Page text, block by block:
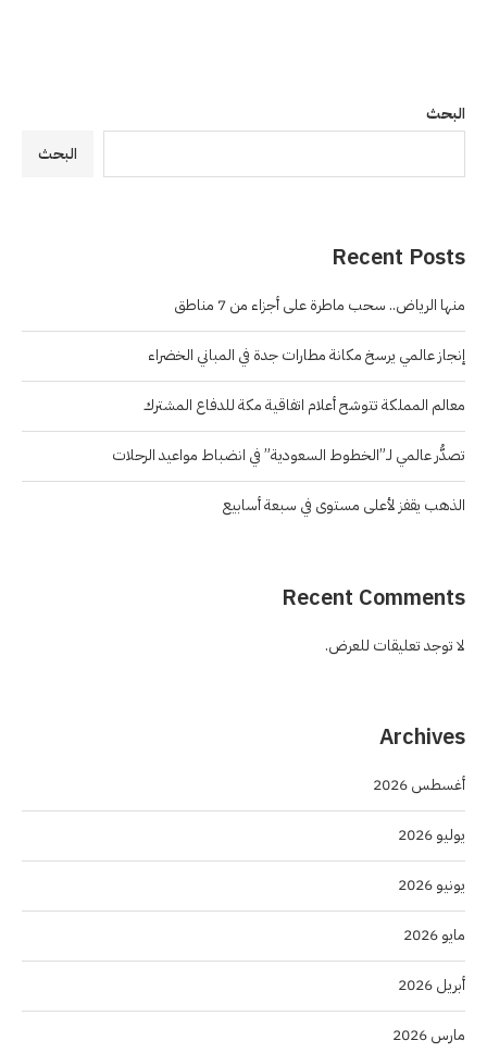
البحث
البحث
Recent Posts
منها الرياض.. سحب ماطرة على أجزاء من 7 مناطق
إنجاز عالمي يرسخ مكانة مطارات جدة في المباني الخضراء
معالم المملكة تتوشح أعلام اتفاقية مكة للدفاع المشترك
تصدُّر عالمي لـ”الخطوط السعودية” في انضباط مواعيد الرحلات
الذهب يقفز لأعلى مستوى في سبعة أسابيع
Recent Comments
لا توجد تعليقات للعرض.
Archives
أغسطس 2026
يوليو 2026
يونيو 2026
مايو 2026
أبريل 2026
مارس 2026